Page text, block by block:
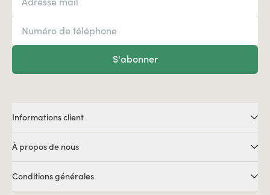
S'abonner
Informations client
À propos de nous
Conditions générales